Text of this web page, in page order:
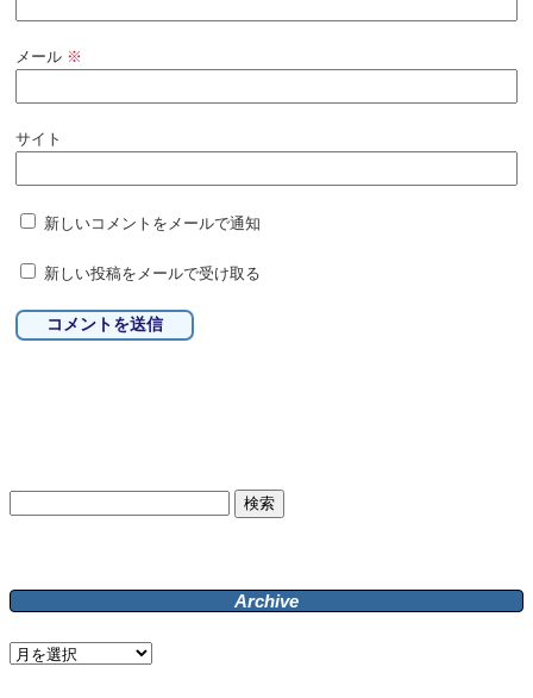
メール ※
サイト
新しいコメントをメールで通知
新しい投稿をメールで受け取る
Archive
Archive